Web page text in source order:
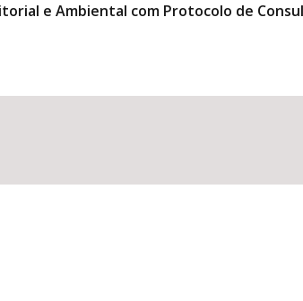
e Ambiental com Protocolo de